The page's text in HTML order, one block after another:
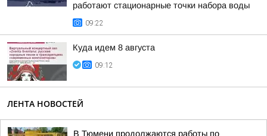
работают стационарные точки набора воды
09:22
Куда идем 8 августа
09:12
ЛЕНТА НОВОСТЕЙ
В Тюмени продолжаются работы по